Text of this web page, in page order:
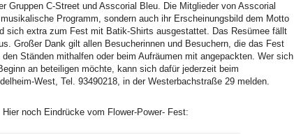
Gruppen C-Street und Asscorial Bleu. Die Mitglieder von Asscorial
Programm, sondern auch ihr Erscheinungsbild dem Motto
sich extra zum Fest mit Batik-Shirts ausgestattet. Das Resümee fällt
Großer Dank gilt allen Besucherinnen und Besuchern, die das Fest
Ständen mithalfen oder beim Aufräumen mit angepackten. Wer sich
an beteiligen möchte, kann sich dafür jederzeit beim
West, Tel. 93490218, in der Westerbachstraße 29 melden.
Hier noch Eindrücke vom Flower-Power- Fest: